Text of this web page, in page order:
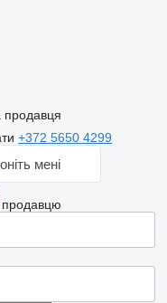
продавця
+372 5650 4299
мені
продавцю